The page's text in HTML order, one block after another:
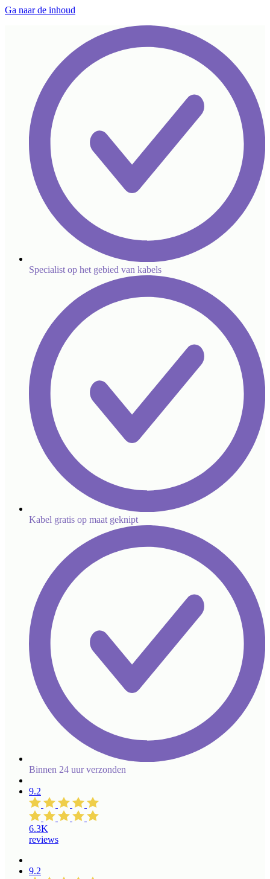
Ga naar de inhoud
Specialist op het gebied van kabels
Kabel gratis op maat geknipt
Binnen 24 uur verzonden
9.2
6.3K
reviews
9.2